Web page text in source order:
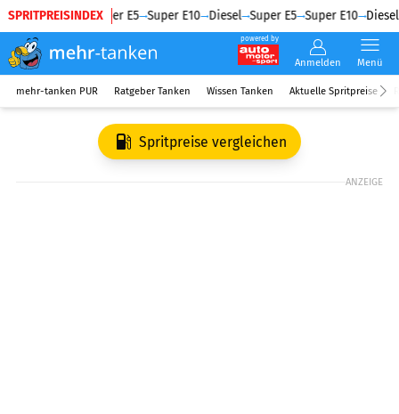
SPRITPREISINDEX
Diesel Super E5 Super E10 Diesel Super E5 Super E10 Diesel
powered by
Anmelden Menü
mehr-tanken PUR Ratgeber Tanken Wissen Tanken Aktuelle Spritpreise
Spritpreise vergleichen
ANZEIGE